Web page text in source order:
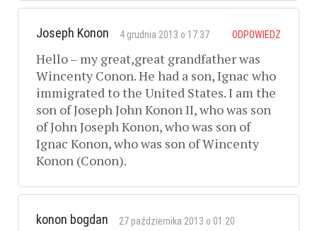
Joseph Konon 4 grudnia 2013 o 17:37 ODPOWIEDZ
Hello – my great,great grandfather was
Wincenty Conon. He had a son, Ignac who
immigrated to the United States. I am the
son of Joseph John Konon II, who was son
of John Joseph Konon, who was son of
Ignac Konon, who was son of Wincenty
Konon (Conon).
konon bogdan
27 października 2013 o 01:20